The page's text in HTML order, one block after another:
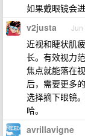
如果戴眼镜会
v2justa Jun
近视和睫状肌
长。有效视力
焦点就能落在
后，需要更多
选择摘下眼镜
哈。
avrillavigne